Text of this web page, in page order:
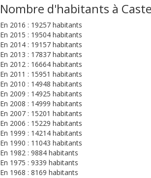
Nombre d'habitants à
En 2016 : 19257 habitants
En 2015 : 19504 habitants
En 2014 : 19157 habitants
En 2013 : 17837 habitants
En 2012 : 16664 habitants
En 2011 : 15951 habitants
En 2010 : 14948 habitants
En 2009 : 14925 habitants
En 2008 : 14999 habitants
En 2007 : 15201 habitants
En 2006 : 15229 habitants
En 1999 : 14214 habitants
En 1990 : 11043 habitants
En 1982 : 9884 habitants
En 1975 : 9339 habitants
En 1968 : 8169 habitants